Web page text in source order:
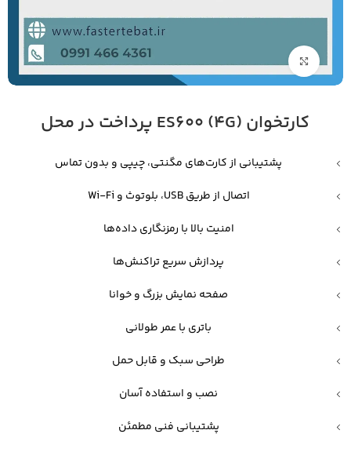
بزرگنمایی تصویر
کارتخوان ES600 (4G) پرداخت در محل
پشتیبانی از کارت‌های مگنتی، چیپی و بدون تماس
اتصال از طریق USB، بلوتوث و Wi-Fi
امنیت بالا با رمزنگاری داده‌ها
پردازش سریع تراکنش‌ها
صفحه نمایش بزرگ و خوانا
باتری با عمر طولانی
طراحی سبک و قابل حمل
نصب و استفاده آسان
پشتیبانی فنی مطمئن